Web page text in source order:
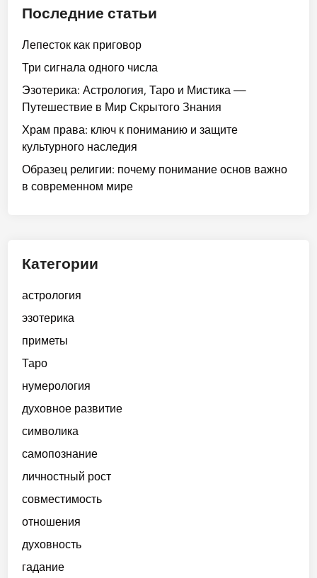
Последние статьи
Лепесток как приговор
Три сигнала одного числа
Эзотерика: Астрология, Таро и Мистика —
Путешествие в Мир Скрытого Знания
Храм права: ключ к пониманию и защите
культурного наследия
Образец религии: почему понимание основ важно
в современном мире
Категории
астрология
эзотерика
приметы
Таро
нумерология
духовное развитие
символика
самопознание
личностный рост
совместимость
отношения
духовность
гадание